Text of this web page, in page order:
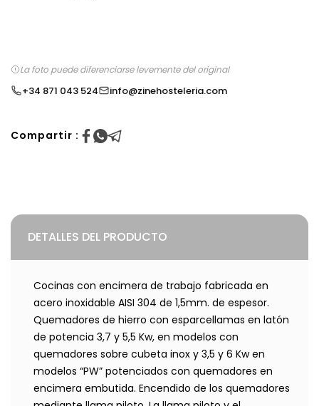
La foto puede diferenciarse levemente del original
+34 871 043 524 info@zinehosteleria.com
Compartir :
DETALLES DEL PRODUCTO
Cocinas con encimera de trabajo fabricada en
acero inoxidable AISI 304 de 1,5mm. de espesor.
Quemadores de hierro con esparcellamas en latón
de potencia 3,7 y 5,5 Kw, en modelos con
quemadores sobre cubeta inox y 3,5 y 6 Kw en
modelos “PW” potenciados con quemadores en
encimera embutida. Encendido de los quemadores